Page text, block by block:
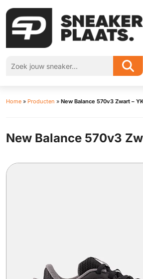
Home » Producten » New Balance 570v3 Zwart –
New Balance 570v3